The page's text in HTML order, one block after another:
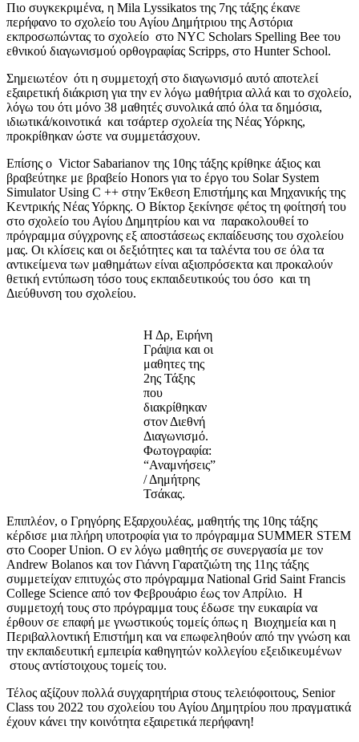
Πιο συγκεκριμένα, η Mila Lyssikatos της 7ης τάξης έκανε
περήφανο το σχολείο του Αγίου Δημήτριου της Αστόρια
εκπροσωπώντας το σχολείο στο NYC Scholars Spelling Bee του
εθνικού διαγωνισμού ορθογραφίας Scripps, στο Hunter School.
Σημειωτέον ότι η συμμετοχή στο διαγωνισμό αυτό αποτελεί
εξαιρετική διάκριση για την εν λόγω μαθήτρια αλλά και το σχολείο,
λόγω του ότι μόνο 38 μαθητές συνολικά από όλα τα δημόσια,
ιδιωτικά/κοινοτικά και τσάρτερ σχολεία της Νέας Υόρκης,
προκρίθηκαν ώστε να συμμετάσχουν.
Επίσης ο Victor Sabarianov της 10ης τάξης κρίθηκε άξιος και
βραβεύτηκε με βραβείο Honors για το έργο του Solar System
Simulator Using C ++ στην Έκθεση Επιστήμης και Μηχανικής της
Κεντρικής Νέας Υόρκης. Ο Βίκτορ ξεκίνησε φέτος τη φοίτησή του
στο σχολείο του Αγίου Δημητρίου και να παρακολουθεί το
πρόγραμμα σύγχρονης εξ αποστάσεως εκπαίδευσης του σχολείου
μας. Οι κλίσεις και οι δεξιότητες και τα ταλέντα του σε όλα τα
αντικείμενα των μαθημάτων είναι αξιοπρόσεκτα και προκαλούν
θετική εντύπωση τόσο τους εκπαιδευτικούς του όσο και τη
Διεύθυνση του σχολείου.
Η Δρ, Ειρήνη
Γράψια και οι
μαθητες της
2ης Τάξης
που
διακρίθηκαν
στον Διεθνή
Διαγωνισμό.
Φωτογραφία:
“Αναμνήσεις”
/ Δημήτρης
Τσάκας.
Επιπλέον, ο Γρηγόρης Εξαρχουλέας, μαθητής της 10ης τάξης
κέρδισε μια πλήρη υποτροφία για το πρόγραμμα SUMMER STEM
στο Cooper Union. Ο εν λόγω μαθητής σε συνεργασία με τον
Andrew Bolanos και τον Γιάννη Γαρατζιώτη της 11ης τάξης
συμμετείχαν επιτυχώς στο πρόγραμμα National Grid Saint Francis
College Science από τον Φεβρουάριο έως τον Απρίλιο. Η
συμμετοχή τους στο πρόγραμμα τους έδωσε την ευκαιρία να
έρθουν σε επαφή με γνωστικούς τομείς όπως η Βιοχημεία και η
Περιβαλλοντική Επιστήμη και να επωφεληθούν από την γνώση και
την εκπαιδευτική εμπειρία καθηγητών κολλεγίου εξειδικευμένων
στους αντίστοιχους τομείς του.
Τέλος αξίζουν πολλά συγχαρητήρια στους τελειόφοιτους, Senior
Class του 2022 του σχολείου του Αγίου Δημητρίου που πραγματικά
έχουν κάνει την κοινότητα εξαιρετικά περήφανη!